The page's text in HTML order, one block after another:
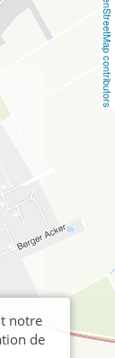
OpenStreetMap contributors
notre
de